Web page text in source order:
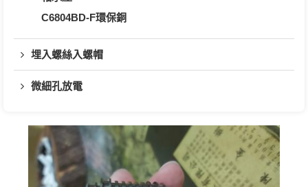
C6804BD-F環保銅
埋入螺絲入螺帽
微細孔放電